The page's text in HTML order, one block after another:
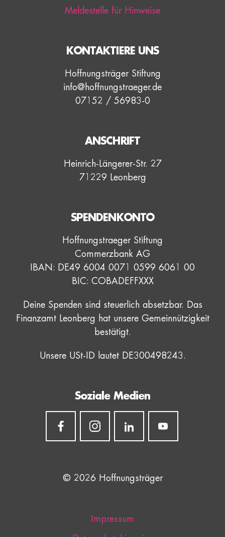
Meldestelle für Hinweise
KONTAKTIERE UNS
Hoffnungsträger Stiftung
info@hoffnungstraeger.de
07152 / 56983-0
ANSCHRIFT
Heinrich-Längerer-Str. 27
71229 Leonberg
SPENDENKONTO
Hoffnungstraeger Stiftung
Commerzbank AG
IBAN: DE49 6004 0071 0599 6061 00
BIC: COBADEFFXXX
Deine Spenden sind steuerlich absetzbar. Das
Finanzamt Leonberg hat unsere Gemeinnützigkeit
bestätigt.
Unsere USt-ID lautet DE300498243.
Soziale Medien
© 2026 Hoffnungsträger
Impressum